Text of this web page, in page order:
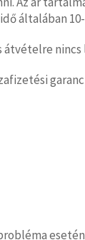
általában
átvételre nincs